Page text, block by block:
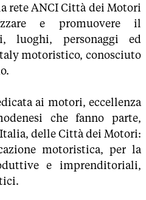
rete ANCI Città dei Motori
e promuovere il
luoghi, personaggi ed
motoristico, conosciuto
ai motori, eccellenza
che fanno parte,
delle Città dei Motori:
motoristica, per la
e imprenditoriali,